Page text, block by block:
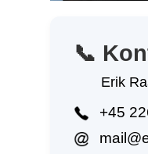
📞
Erik
+45